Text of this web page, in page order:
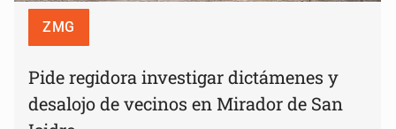
ZMG
Pide regidora investigar dictámenes y
desalojo de vecinos en Mirador de San